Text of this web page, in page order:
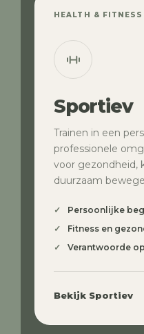
HEALTH & FITNESS
Sportiev
Trainen in een
professionele
voor gezondheid,
duurzaam
Persoonlijke
Fitness en
Verantwoorde
Bekijk Sportiev